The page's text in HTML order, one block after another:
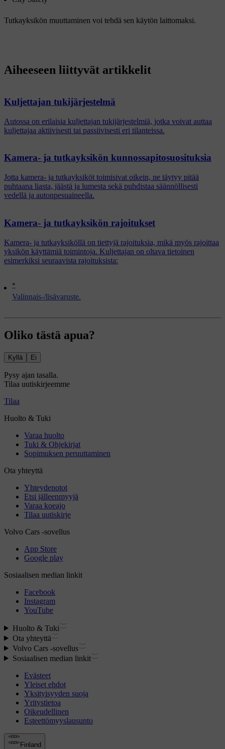
Tutkayksikön muuttaminen voi tehdä sen käytön laittomaksi.
*
Valinnais-/lisävaruste.
Aiheeseen liittyvät artikkelit
Kuljettajan tukijärjestelmä
Autossa on erilaisia kuljettajan tukijärjestelmiä, jotka voivat auttaa
kuljettajaa aktiivisesti tai passiivisesti eri tilanteissa.
Kamera- ja tutkayksikön kunnossapitosuosituksia
Jotta kamera- ja tutkayksiköt toimisivat oikein, ne täytyy pitää
puhtaana liasta, jäästä ja lumesta sekä puhdistaa säännöllisesti
vedellä ja autonpesuaineella.
Kamera- ja tutkayksikön rajoitukset
Kamera- ja tutkayksiköllä on tiettyjä rajoituksia, mikä myös rajoittaa
yksikön käyttämiä toimintoja. Kuljettajan on oltava tietoinen
esimerkiksi seuraavista rajoituksista:
Oliko tästä apua?
Kyllä Ei